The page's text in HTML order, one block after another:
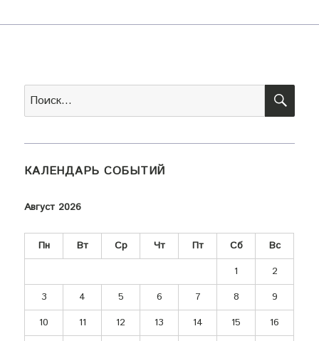
Искать:
КАЛЕНДАРЬ СОБЫТИЙ
Август 2026
Пн Вт Ср Чт Пт Сб
Вс
1
2
3
4 5 6 7 8
9
10
11 12 13 14 15
16